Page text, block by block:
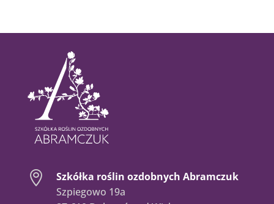

Szkółka roślin ozdobnych Abramczuk
Szpiegowo 19a